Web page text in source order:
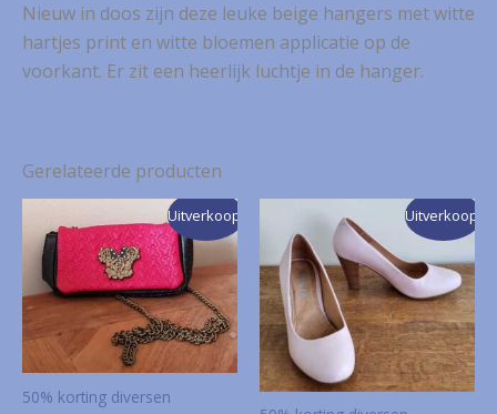
Nieuw in doos zijn deze leuke beige hangers met witte
hartjes print en witte bloemen applicatie op de
voorkant. Er zit een heerlijk luchtje in de hanger.
Gerelateerde producten
Uitverkoop!
50% korting diversen
Uitverkoop!